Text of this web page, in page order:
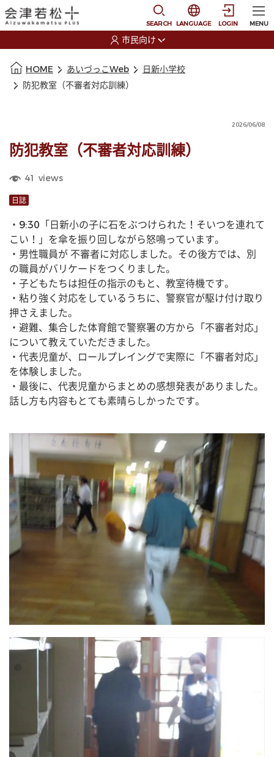
SEARCH
選択すると言語の切
LANGUAGE LOGIN MENU
市民向け
HOME あいづっこWeb
日新小学校
防犯教室（不審者対応訓練）
2026/06/08
防犯教室（不審者対応訓練）
41 views
日誌
・9:30「日新小の子に石をぶつけられた！そいつを連れて
こい！」を傘を振り回しながら怒鳴っています。
・男性職員が 不審者に対応しました。その後方では、別
の職員がバリケードをつくりました。
・子どもたちは担任の指示のもと、教室待機です。
・粘り強く対応をしているうちに、警察官が駆け付け取り
押さえました。
・避難、集合した体育館で警察署の方から「不審者対応」
について教えていただきました。
・代表児童が、ロールプレイングで実際に「不審者対応」
を体験しました。
・最後に、代表児童からまとめの感想発表がありました。
話し方も内容もとても素晴らしかったです。